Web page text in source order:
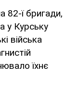
82-ї бригади,
у Курську
війська
їхнє